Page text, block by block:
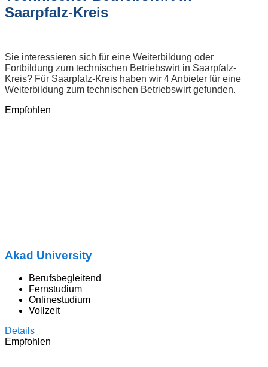
Saarpfalz-Kreis
Sie interessieren sich für eine Weiterbildung oder
Fortbildung zum technischen Betriebswirt in Saarpfalz-
Kreis? Für Saarpfalz-Kreis haben wir 4 Anbieter für eine
Weiterbildung zum technischen Betriebswirt gefunden.
Empfohlen
Akad University
Berufsbegleitend
Fernstudium
Onlinestudium
Vollzeit
Details
Empfohlen